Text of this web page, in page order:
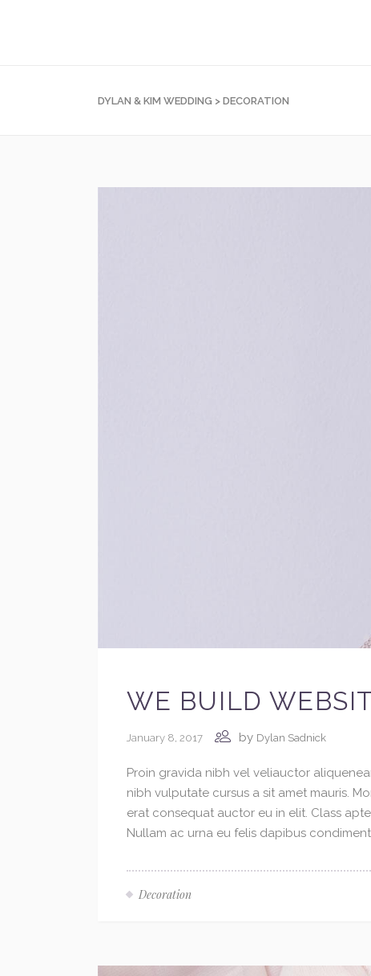
DYLAN & KIM WEDDING > DECORATION
WE BUILD
January 8, 2017 by Dylan Sadnick
Proin gravida nibh vel veliauctor
nibh vulputate cursus a sit amet mauris.
erat consequat auctor eu in elit. Class
Nullam ac urna eu felis dapibus
Decoration